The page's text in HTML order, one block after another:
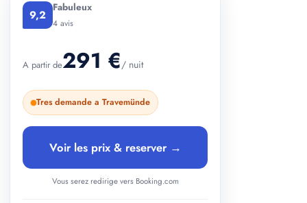
9,2 Fabuleux
4 avis
A partir de291 €/ nuit
Tres demande a Travemünde
Voir les prix & reserver →
Vous serez redirige vers Booking.com